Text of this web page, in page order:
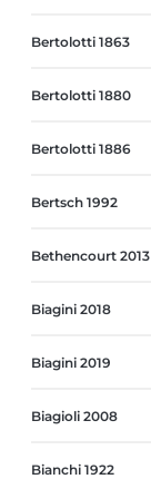
Bertolotti 1863
Bertolotti 1880
Bertolotti 1886
Bertsch 1992
Bethencourt 2013
Biagini 2018
Biagini 2019
Biagioli 2008
Bianchi 1922